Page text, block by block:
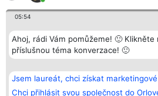
05:54
Ahoj, rádi Vám pomůžeme! 🙂 Klikněte
příslušnou téma konverzace! 🙂
Jsem laureát, chci získat
Chci přihlásit svou společnost do
Bright Side Solutions sp. z o.
o. sp. k.
ul. Ruska 22
Vítězové
Seznam všech
laureátů